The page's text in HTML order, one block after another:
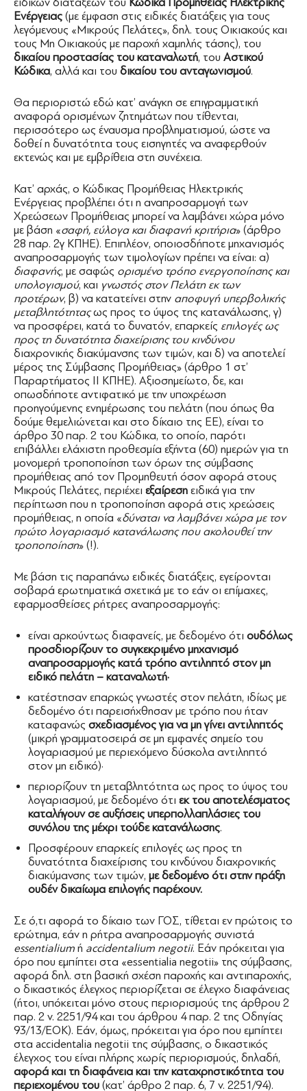
Ενέργειας (με έμφαση στις ειδικές διατάξεις για τους
λεγόμενους «Μικρούς Πελάτες», δηλ. τους Οικιακούς και
τους Μη Οικιακούς με παροχή χαμηλής τάσης), του
δικαίου προστασίας του καταναλωτή, του Αστικού
Κώδικα, αλλά και του δικαίου του ανταγωνισμού.
Θα περιοριστώ εδώ κατ’ ανάγκη σε επιγραμματική
αναφορά ορισμένων ζητημάτων που τίθενται,
περισσότερο ως έναυσμα προβληματισμού, ώστε να
δοθεί η δυνατότητα τους εισηγητές να αναφερθούν
εκτενώς και με εμβρίθεια στη συνέχεια.
Κατ’ αρχάς, ο Κώδικας Προμήθειας Ηλεκτρικής
Ενέργειας προβλέπει ότι η αναπροσαρμογή των
Χρεώσεων Προμήθειας μπορεί να λαμβάνει χώρα μόνο
με βάση «σαφή, εύλογα και διαφανή κριτήρια» (άρθρο
28 παρ. 2γ ΚΠΗΕ). Επιπλέον, οποιοσδήποτε μηχανισμός
αναπροσαρμογής των τιμολογίων πρέπει να είναι: α)
διαφανής, με σαφώς ορισμένο τρόπο ενεργοποίησης και
υπολογισμού, και γνωστός στον Πελάτη εκ των
προτέρων, β) να κατατείνει στην αποφυγή υπερβολικής
μεταβλητότηταςως προς το ύψος της κατανάλωσης, γ)
να προσφέρει, κατά το δυνατόν, επαρκείς επιλογές ως
προς τη δυνατότητα διαχείρισης του κινδύνου
διαχρονικής διακύμανσης των τιμών, και δ) να αποτελεί
μέρος της Σύμβασης Προμήθειας» (άρθρο 1 στ’
Παραρτήματος ΙΙ ΚΠΗΕ). Αξιοσημείωτο, δε, και
οπωσδήποτε αντιφατικό με την υποχρέωση
προηγούμενης ενημέρωσης του πελάτη (που όπως θα
δούμε θεμελιώνεται και στο δίκαιο της ΕΕ), είναι το
άρθρο 30 παρ. 2 του Κώδικα, το οποίο, παρότι
επιβάλλει ελάχιστη προθεσμία εξήντα (60) ημερών για τη
μονομερή τροποποίηση των όρων της σύμβασης
προμήθειας από τον Προμηθευτή όσον αφορά στους
Μικρούς Πελάτες, περιέχει εξαίρεση ειδικά για την
περίπτωση που η τροποποίηση αφορά στις χρεώσεις
προμήθειας, η οποία «δύναται να λαμβάνει χώρα με τον
πρώτο λογαριασμό κατανάλωσης που ακολουθεί την
τροποποίηση» (!).
Με βάση τις παραπάνω ειδικές διατάξεις, εγείρονται
σοβαρά ερωτηματικά σχετικά με το εάν οι επίμαχες,
εφαρμοσθείσες ρήτρες αναπροσαρμογής:
είναι αρκούντως διαφανείς, με δεδομένο ότι ουδόλως
προσδιορίζουν το συγκεκριμένο μηχανισμό
αναπροσαρμογής κατά τρόπο αντιληπτό στον μη
ειδικό πελάτη – καταναλωτή·
κατέστησαν επαρκώς γνωστές στον πελάτη, ιδίως με
δεδομένο ότι παρεισήχθησαν με τρόπο που ήταν
καταφανώς σχεδιασμένος για να μη γίνει αντιληπτός
(μικρή γραμματοσειρά σε μη εμφανές σημείο του
λογαριασμού με περιεχόμενο δύσκολα αντιληπτό
στον μη ειδικό)·
περιορίζουν τη μεταβλητότητα ως προς το ύψος του
λογαριασμού, με δεδομένο ότι εκ του αποτελέσματος
καταλήγουν σε αυξήσεις υπερπολλαπλάσιες του
συνόλου της μέχρι τούδε κατανάλωσης.
Προσφέρουν επαρκείς επιλογές ως προς τη
δυνατότητα διαχείρισης του κινδύνου διαχρονικής
διακύμανσης των τιμών, με δεδομένο ότι στην πράξη
ουδέν δικαίωμα επιλογής παρέχουν.
Σε ό,τι αφορά το δίκαιο των ΓΟΣ, τίθεται εν πρώτοις το
ερώτημα, εάν η ρήτρα αναπροσαρμογής συνιστά
essentialium ή accidentalium negotii. Εάν πρόκειται για
όρο που εμπίπτει στα «essentialia negotii» της σύμβασης,
αφορά δηλ. στη βασική σχέση παροχής και αντιπαροχής,
ο δικαστικός έλεγχος περιορίζεται σε έλεγχο διαφάνειας
(ήτοι, υπόκειται μόνο στους περιορισμούς της άρθρου 2
παρ. 2 ν. 2251/94 και του άρθρου 4 παρ. 2 της Οδηγίας
93/13/ΕΟΚ). Εάν, όμως, πρόκειται για όρο που εμπίπτει
στα accidentalia negotii της σύμβασης, ο δικαστικός
έλεγχος του είναι πλήρης χωρίς περιορισμούς, δηλαδή,
αφορά και τη διαφάνεια και την καταχρηστικότητα του
περιεχομένου του (κατ’ άρθρο 2 παρ. 6, 7 ν. 2251/94).